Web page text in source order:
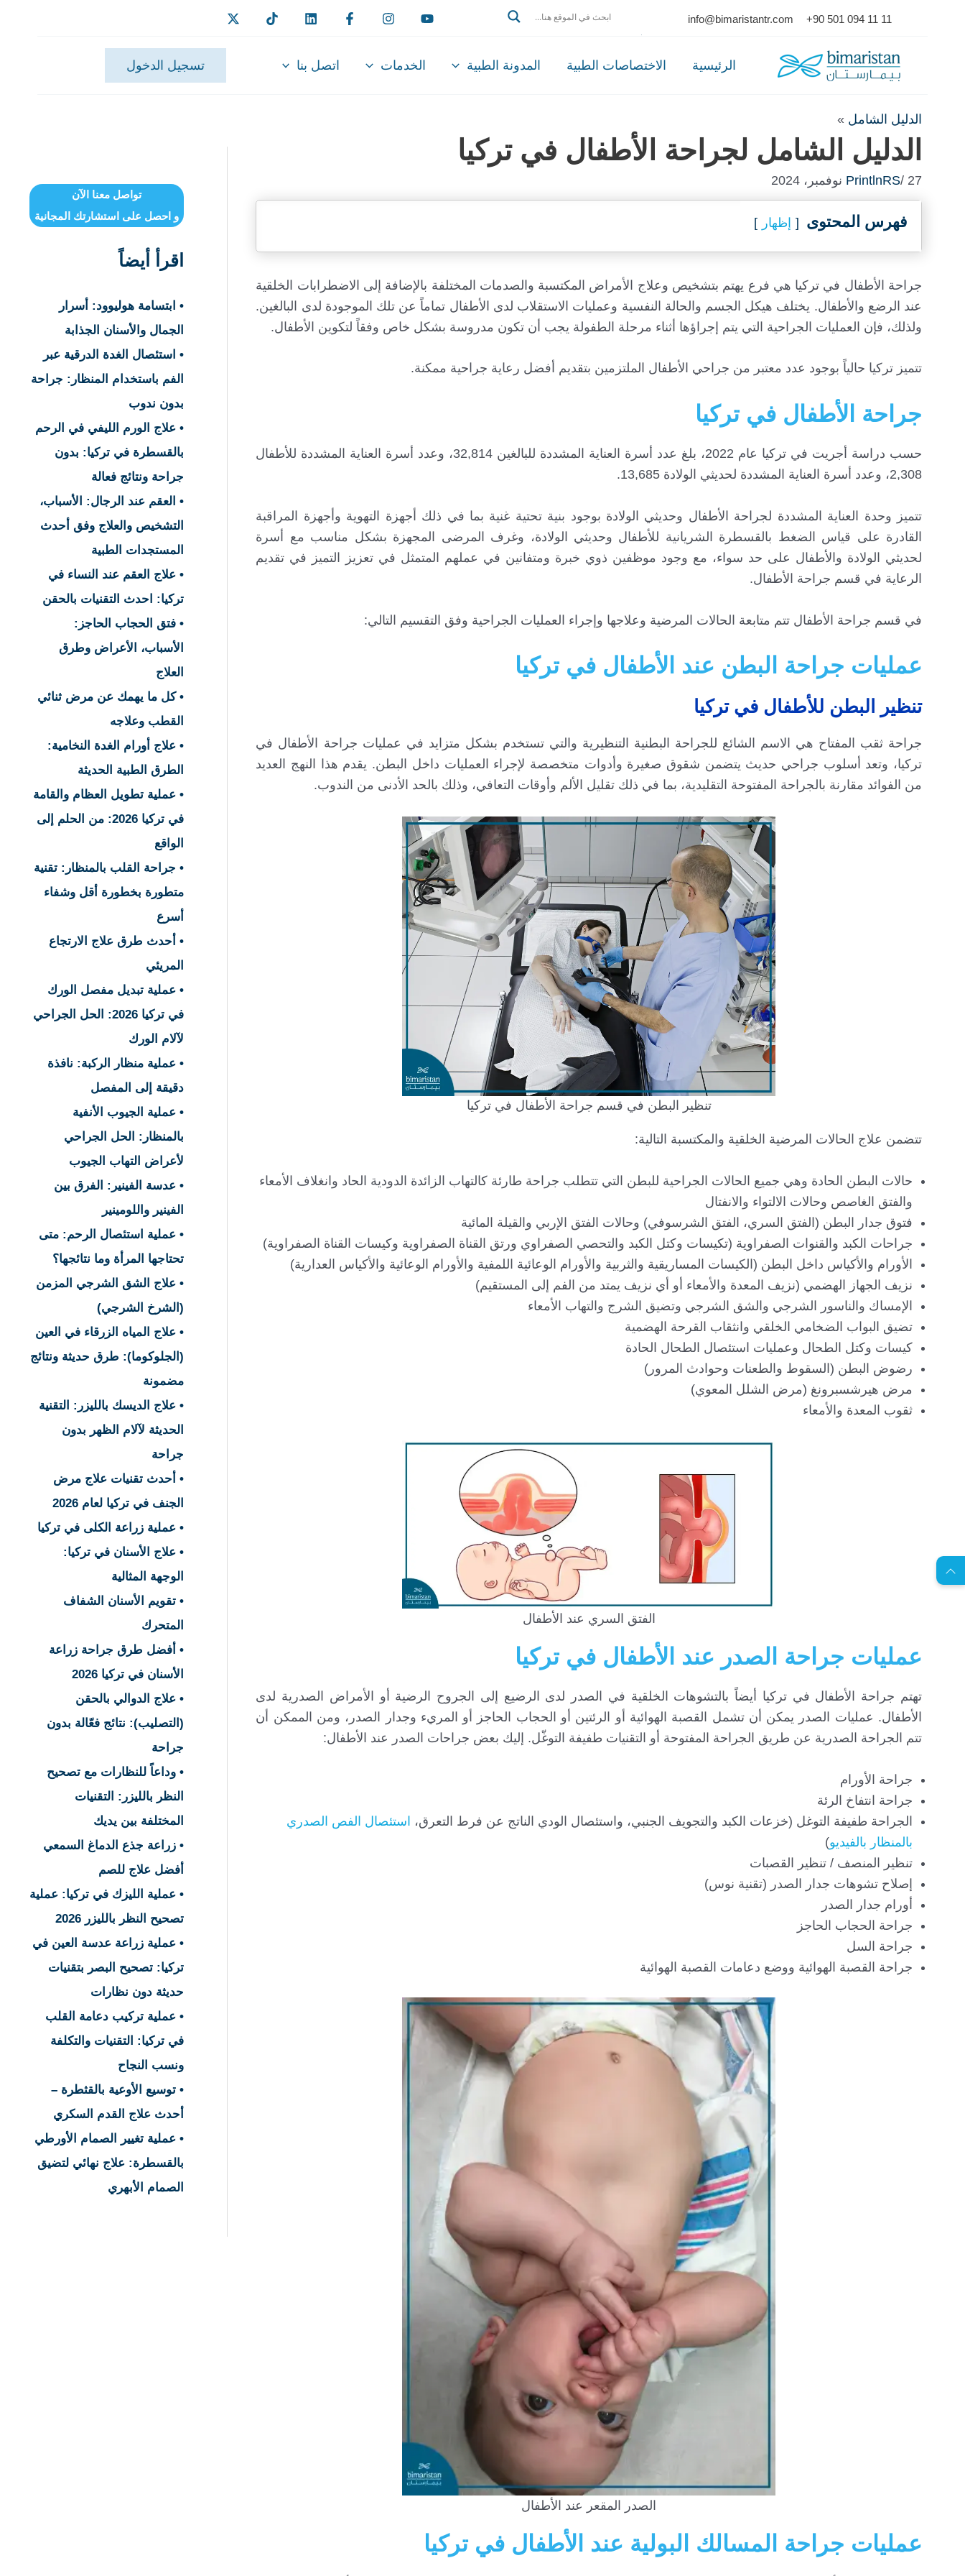
info@bimaristantr.com +90 501 094 11 11
الرئيسية الاختصاصات الطبية المدونة الطبية الخدمات اتصل بنا تسجيل الدخول
الدليل الشامل »
الدليل الشامل لجراحة الأطفال في تركيا
PrintlnRS/ 27 نوفمبر، 2024
فهرس المحتوى إظهار
جراحة الأطفال في تركيا هي فرع يهتم بتشخيص وعلاج الأمراض المكتسبة والصدمات المختلفة بالإضافة إلى الاضطرابات الخلقية
عند الرضع والأطفال. يختلف هيكل الجسم والحالة النفسية وعمليات الاستقلاب لدى الأطفال تماماً عن تلك الموجودة لدى البالغين.
ولذلك، فإن العمليات الجراحية التي يتم إجراؤها أثناء مرحلة الطفولة يجب أن تكون مدروسة بشكل خاص وفقاً لتكوين الأطفال.
تتميز تركيا حالياً بوجود عدد معتبر من جراحي الأطفال الملتزمين بتقديم أفضل رعاية جراحية ممكنة.
جراحة الأطفال في تركيا
حسب دراسة أجريت في تركيا عام 2022، بلغ عدد أسرة العناية المشددة للبالغين 32,814، وعدد أسرة العناية المشددة للأطفال
2,308، وعدد أسرة العناية المشددة لحديثي الولادة 13,685.
تتميز وحدة العناية المشددة لجراحة الأطفال وحديثي الولادة بوجود بنية تحتية غنية بما في ذلك أجهزة التهوية وأجهزة المراقبة
القادرة على قياس الضغط بالقسطرة الشريانية للأطفال وحديثي الولادة، وغرف المرضى المجهزة بشكل مناسب مع أسرة
لحديثي الولادة والأطفال على حد سواء، مع وجود موظفين ذوي خبرة ومتفانين في عملهم المتمثل في تعزيز التميز في تقديم
الرعاية في قسم جراحة الأطفال.
في قسم جراحة الأطفال تتم متابعة الحالات المرضية وعلاجها وإجراء العمليات الجراحية وفق التقسيم التالي:
عمليات جراحة البطن عند الأطفال في تركيا
تنظير البطن للأطفال في تركيا
جراحة ثقب المفتاح هي الاسم الشائع للجراحة البطنية التنظيرية والتي تستخدم بشكل متزايد في عمليات جراحة الأطفال في
تركيا، وتعد أسلوب جراحي حديث يتضمن شقوق صغيرة وأدوات متخصصة لإجراء العمليات داخل البطن. يقدم هذا النهج العديد
من الفوائد مقارنة بالجراحة المفتوحة التقليدية، بما في ذلك تقليل الألم وأوقات التعافي، وذلك بالحد الأدنى من الندوب.
تنظير البطن في قسم جراحة الأطفال في تركيا
تتضمن علاج الحالات المرضية الخلقية والمكتسبة التالية:
حالات البطن الحادة وهي جميع الحالات الجراحية للبطن التي تتطلب جراحة طارئة كالتهاب الزائدة الدودية الحاد وانغلاف الأمعاء
والفتق الغاصص وحالات الالتواء والانفتال
فتوق جدار البطن (الفتق السري، الفتق الشرسوفي) وحالات الفتق الإربي والقيلة المائية
جراحات الكبد والقنوات الصفراوية (تكيسات وكتل الكبد والتحصي الصفراوي ورتق القناة الصفراوية وكيسات القناة الصفراوية)
الأورام والأكياس داخل البطن (الكيسات المساريقية والثربية والأورام الوعائية اللمفية والأورام الوعائية والأكياس العدارية)
نزيف الجهاز الهضمي (نزيف المعدة والأمعاء أو أي نزيف يمتد من الفم إلى المستقيم)
الإمساك والناسور الشرجي والشق الشرجي وتضيق الشرج والتهاب الأمعاء
تضيق البواب الضخامي الخلقي وانثقاب القرحة الهضمية
كيسات وكتل الطحال وعمليات استئصال الطحال الحادة
رضوض البطن (السقوط والطعنات وحوادث المرور)
مرض هيرشسبرونغ (مرض الشلل المعوي)
ثقوب المعدة والأمعاء
الفتق السري عند الأطفال
عمليات جراحة الصدر عند الأطفال في تركيا
تهتم جراحة الأطفال في تركيا أيضاً بالتشوهات الخلقية في الصدر لدى الرضيع إلى الجروح الرضية أو الأمراض الصدرية لدى
الأطفال. عمليات الصدر يمكن أن تشمل القصبة الهوائية أو الرئتين أو الحجاب الحاجز أو المريء وجدار الصدر، ومن الممكن أن
تتم الجراحة الصدرية عن طريق الجراحة المفتوحة أو التقنيات طفيفة التوغّل. إليك بعض جراحات الصدر عند الأطفال:
جراحة الأورام
جراحة انتفاخ الرئة
الجراحة طفيفة التوغل (خزعات الكبد والتجويف الجنبي، واستئصال الودي الناتج عن فرط التعرق، استئصال الفص الصدري
بالمنظار بالفيديو)
تنظير المنصف / تنظير القصبات
إصلاح تشوهات جدار الصدر (تقنية نوس)
أورام جدار الصدر
جراحة الحجاب الحاجز
جراحة السل
جراحة القصبة الهوائية ووضع دعامات القصبة الهوائية
الصدر المقعر عند الأطفال
عمليات جراحة المسالك البولية عند الأطفال في تركيا
تواصل معنا الآن
و احصل على استشارتك المجانية
اقرأ أيضاً
• ابتسامة هوليوود: أسرار
الجمال والأسنان الجذابة
• استئصال الغدة الدرقية عبر
الفم باستخدام المنظار: جراحة
بدون ندوب
• علاج الورم الليفي في الرحم
بالقسطرة في تركيا: بدون
جراحة ونتائج فعالة
• العقم عند الرجال: الأسباب،
التشخيص والعلاج وفق أحدث
المستجدات الطبية
• علاج العقم عند النساء في
تركيا: احدث التقنيات بالحقن
• فتق الحجاب الحاجز:
الأسباب، الأعراض وطرق
العلاج
• كل ما يهمك عن مرض ثنائي
القطب وعلاجه
• علاج أورام الغدة النخامية:
الطرق الطبية الحديثة
• عملية تطويل العظام والقامة
في تركيا 2026: من الحلم إلى
الواقع
• جراحة القلب بالمنظار: تقنية
متطورة بخطورة أقل وشفاء
أسرع
• أحدث طرق علاج الارتجاع
المريئي
• عملية تبديل مفصل الورك
في تركيا 2026: الحل الجراحي
لآلام الورك
• عملية منظار الركبة: نافذة
دقيقة إلى المفصل
• عملية الجيوب الأنفية
بالمنظار: الحل الجراحي
لأعراض التهاب الجيوب
• عدسة الفينير: الفرق بين
الفينير واللومينير
• عملية استئصال الرحم: متى
تحتاجها المرأة وما نتائجها؟
• علاج الشق الشرجي المزمن
(الشرخ الشرجي)
• علاج المياه الزرقاء في العين
(الجلوكوما): طرق حديثة ونتائج
مضمونة
• علاج الديسك بالليزر: التقنية
الحديثة لآلام الظهر بدون
جراحة
• أحدث تقنيات علاج مرض
الجنف في تركيا لعام 2026
• عملية زراعة الكلى في تركيا
• علاج الأسنان في تركيا:
الوجهة المثالية
• تقويم الأسنان الشفاف
المتحرك
• أفضل طرق جراحة زراعة
الأسنان في تركيا 2026
• علاج الدوالي بالحقن
(التصليب): نتائج فعّالة بدون
جراحة
• وداعاً للنظارات مع تصحيح
النظر بالليزر: التقنيات
المختلفة بين يديك
• زراعة جذع الدماغ السمعي
أفضل علاج للصم
• عملية الليزك في تركيا: عملية
تصحيح النظر بالليزر 2026
• عملية زراعة عدسة العين في
تركيا: تصحيح البصر بتقنيات
حديثة دون نظارات
• عملية تركيب دعامة القلب
في تركيا: التقنيات والتكلفة
ونسب النجاح
• توسيع الأوعية بالقثطرة –
أحدث علاج القدم السكري
• عملية تغيير الصمام الأورطي
بالقسطرة: علاج نهائي لتضيق
الصمام الأبهري
ل
ا
س
ت
ش
ا
ر
ة
م
ج
ا
ن
ي
ة